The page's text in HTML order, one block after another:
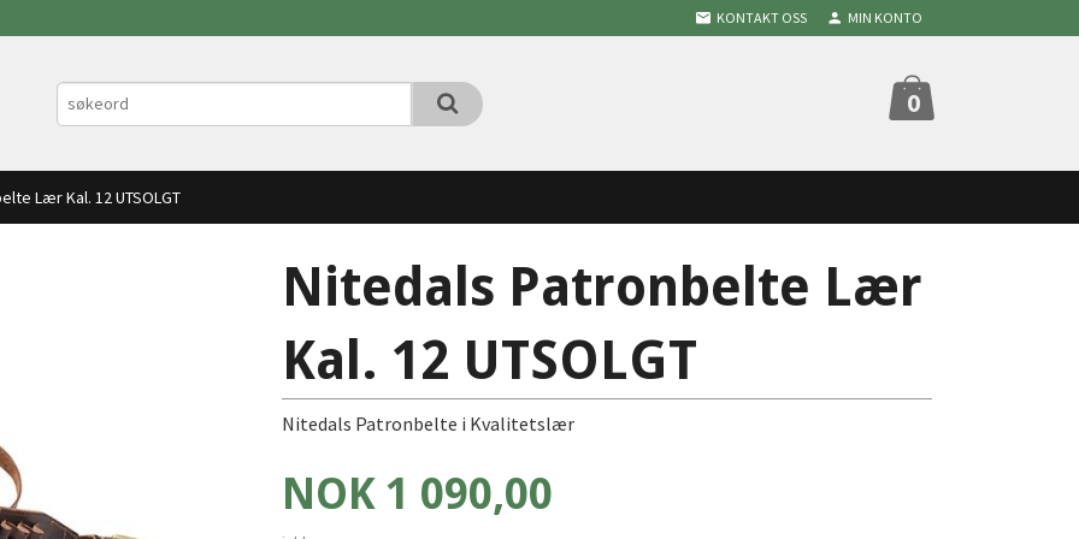
KONTAKT OSS MIN KONTO
0
Lær Kal. 12 UTSOLGT
Nitedals Patronbelte Lær
Kal. 12 UTSOLGT
Nitedals Patronbelte i Kvalitetslær
Pris
NOK 1 090,00